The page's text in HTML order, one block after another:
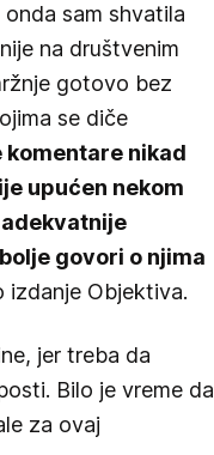
sam shvatila
na društvenim
gotovo bez
se diče
komentare nikad
upućen nekom
govori o njima
izdanje Objektiva.
jer treba da
Bilo je vreme da
za ovaj